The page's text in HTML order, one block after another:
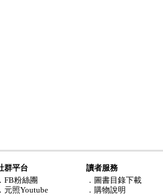
群平台
．FB粉絲團
．元照Youtube
讀者服務
．圖書目錄下載
．購物說明